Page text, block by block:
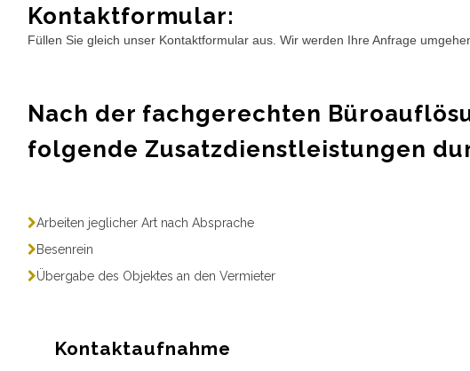
Kontaktformular:
Füllen Sie gleich unser Kontaktformular aus. Wir werden Ihre Anfrage
Nach der fachgerechten
folgende Zusatzdienstleistungen
Arbeiten jeglicher Art nach Absprache
Besenrein
Übergabe des Objektes an den Vermieter
Kontaktaufnahme